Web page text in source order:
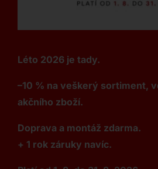
Léto 2026 je tady.
–10 % na veškerý sortiment,
akčního zboží.
Doprava a montáž zdarma.
+ 1 rok záruky navíc.